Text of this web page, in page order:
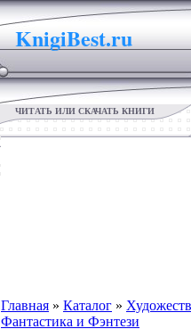
KnigiBest.ru
ЧИТАТЬ ИЛИ СКАЧАТЬ КНИГИ
Главная » Каталог »
Фантастика и Фэнтези